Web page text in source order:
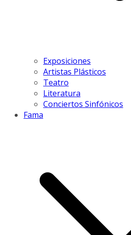
Exposiciones
Artistas Plásticos
Teatro
Literatura
Conciertos Sinfónicos
Fama